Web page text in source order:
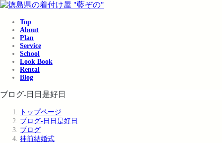
コ
プ
ナ
動
Top
About
Plan
Service
School
Look Book
Rental
Blog
ブログ-日日是好日
トップページ
ブログ-日日是好日
ブログ
神前結婚式